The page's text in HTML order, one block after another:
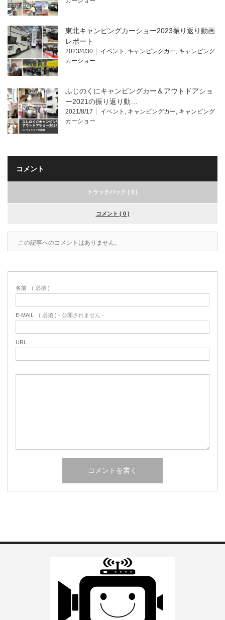
東北キャンピングカーショー2023振り返り動画
レポート
2023/4/30 イベント , キャンピングカー, キャンピング
カーショー
ふじのくにキャンピングカー＆アウトドアショ
ー2021の振り返り動…
2021/8/17 イベント , キャンピングカー, キャンピング
カーショー
コメント
トラックバック ( 0 )
コメント ( 0 )
この記事へのコメントはありません。
名前 ( 必須 )
E-MAIL ( 必須 ) - 公開されません -
URL